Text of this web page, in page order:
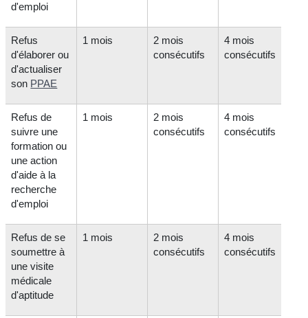
d'emploi
Refus
d'élaborer ou
d'actualiser
son PPAE
1 mois
2 mois
consécutifs
4 mois
consécutifs
Refus de
suivre une
formation ou
une action
d'aide à la
recherche
d'emploi
1 mois
2 mois
consécutifs
4 mois
consécutifs
Refus de se
soumettre à
une visite
médicale
d'aptitude
1 mois
2 mois
consécutifs
4 mois
consécutifs